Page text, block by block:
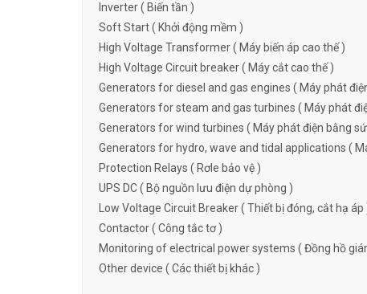
Inverter ( Biến tần )
Soft Start ( Khởi động mềm )
High Voltage Transformer ( Máy biến áp cao thế )
High Voltage Circuit breaker ( Máy cắt cao thế )
Generators for diesel and gas engines ( Máy phát
Generators for steam and gas turbines ( Máy phát
Generators for wind turbines ( Máy phát điện bằng
Generators for hydro, wave and tidal applications (
Protection Relays ( Rơle bảo vệ )
UPS DC ( Bộ nguồn lưu điện dự phòng )
Low Voltage Circuit Breaker ( Thiết bị đóng, cắt hạ áp
Contactor ( Công tắc tơ )
Monitoring of electrical power systems ( Đồng hồ
Other device ( Các thiết bị khác )